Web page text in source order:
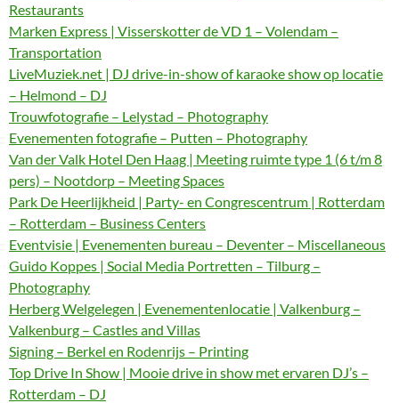
Restaurants
Marken Express | Visserskotter de VD 1 – Volendam –
Transportation
LiveMuziek.net | DJ drive-in-show of karaoke show op locatie
– Helmond – DJ
Trouwfotografie – Lelystad – Photography
Evenementen fotografie – Putten – Photography
Van der Valk Hotel Den Haag | Meeting ruimte type 1 (6 t/m 8
pers) – Nootdorp – Meeting Spaces
Park De Heerlijkheid | Party- en Congrescentrum | Rotterdam
– Rotterdam – Business Centers
Eventvisie | Evenementen bureau – Deventer – Miscellaneous
Guido Koppes | Social Media Portretten – Tilburg –
Photography
Herberg Welgelegen | Evenementenlocatie | Valkenburg –
Valkenburg – Castles and Villas
Signing – Berkel en Rodenrijs – Printing
Top Drive In Show | Mooie drive in show met ervaren DJ’s –
Rotterdam – DJ